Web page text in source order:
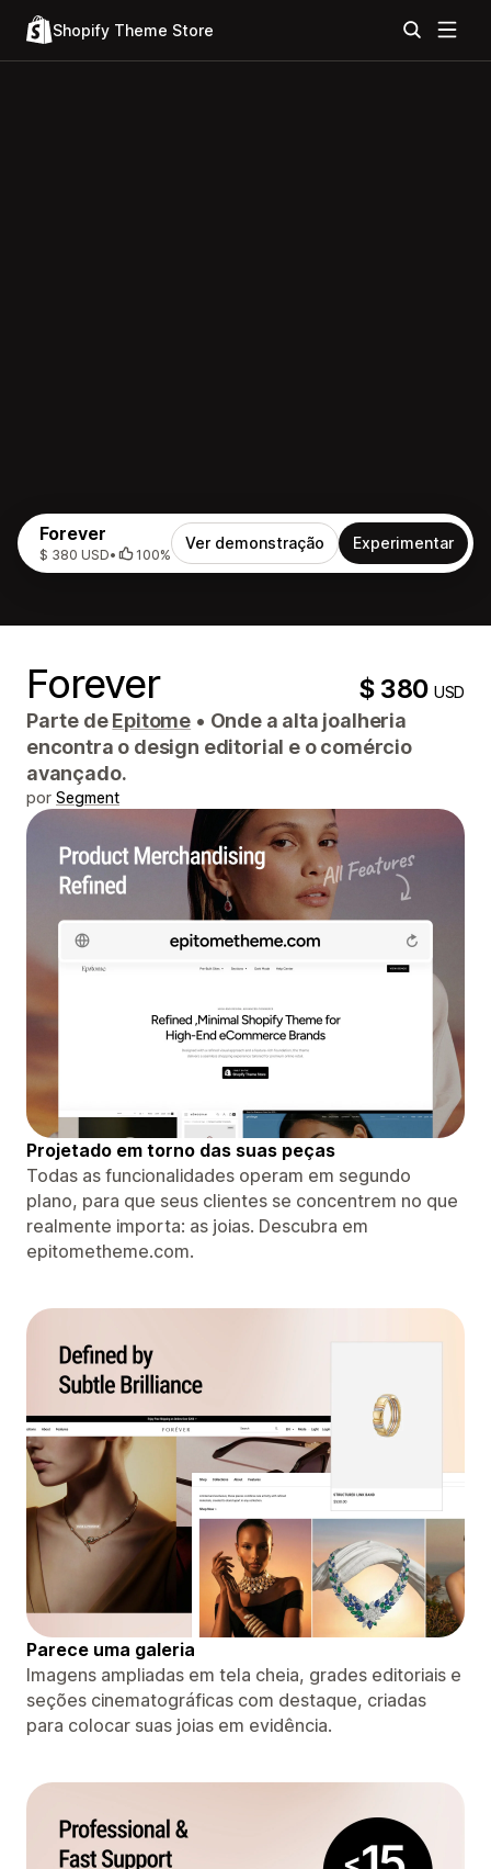
Shopify Theme Store
Forever
$ 380 USD• 100%
Ver demonstração Experimentar
Forever $ 380USD
Parte deEpitome • Onde a alta joalheria
encontra o design editorial e o comércio
avançado.
por Segment
Projetado em torno das suas peças
Todas as funcionalidades operam em segundo
plano, para que seus clientes se concentrem no que
realmente importa: as joias. Descubra em
epitometheme.com.
Parece uma galeria
Imagens ampliadas em tela cheia, grades editoriais e
seções cinematográficas com destaque, criadas
para colocar suas joias em evidência.